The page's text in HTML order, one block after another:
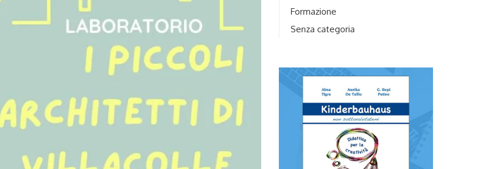
Formazione
Senza categoria